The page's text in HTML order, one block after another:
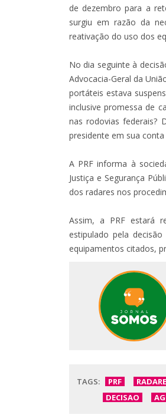
de dezembro para a
surgiu em razão da
reativação do uso dos
No dia seguinte à
Advocacia-Geral da
portáteis estava
inclusive promessa de
nas rodovias federais?
presidente em sua
A PRF informa à
Justiça e Segurança
dos radares nos
Assim, a PRF estará
estipulado pela
equipamentos citados,
TAGS: PRF
DECISAO